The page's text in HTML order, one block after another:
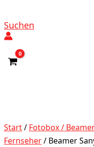
Suchen
Start/ Fotobox /
Fernseher/ Beamer